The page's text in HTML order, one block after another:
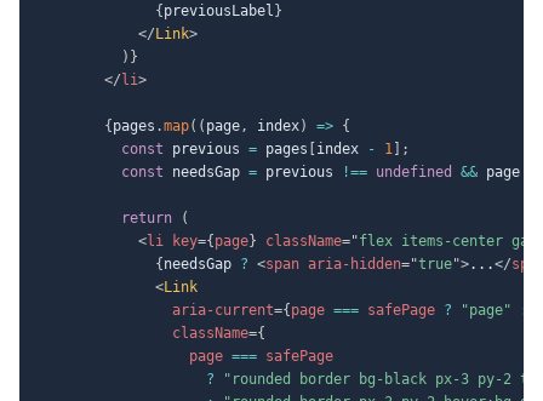
{ previousLabel }
</ Link>
) }
</ li>
{ pages .map( ( page, index) => {
const previous = pages index - 1
;
const needsGap = previous !== undefined && page
return
(
<li key={ page} className="flex items-center
{ needsGap ? <span aria-hidden="true">...</
<Link
aria-current={ page === safePage ? "page"
className={
                  page
=== safePage
?
"rounded border bg-black px-3 py-2